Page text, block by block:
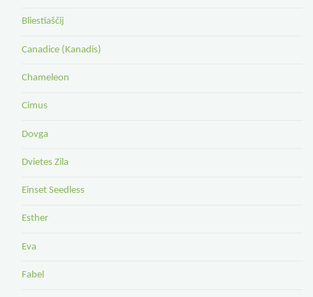
Bliestiaščij
Canadice (Kanadis)
Chameleon
Cimus
Dovga
Dvietes Zila
Einset Seedless
Esther
Eva
Fabel